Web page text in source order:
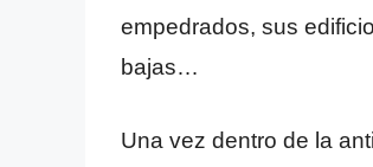
empedrados, sus
bajas…
Una vez dentro de la